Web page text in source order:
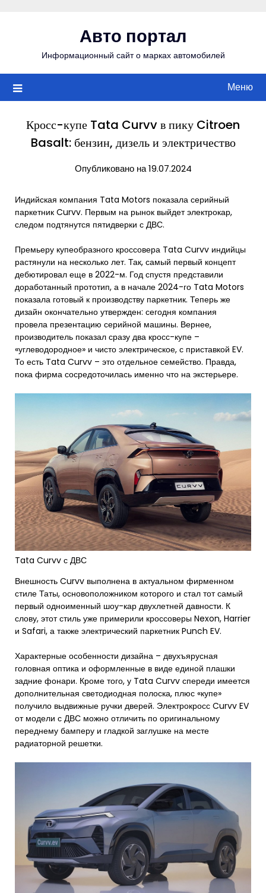
Авто портал
Информационный сайт о марках автомобилей
Меню
Кросс-купе Tata Curvv в пику Citroen
Basalt: бензин, дизель и электричество
Опубликовано на 19.07.2024
Индийская компания Tata Motors показала серийный
паркетник Curvv. Первым на рынок выйдет электрокар,
следом подтянутся пятидверки с ДВС.
Премьеру купеобразного кроссовера Tata Curvv индийцы
растянули на несколько лет. Так, самый первый концепт
дебютировал еще в 2022-м. Год спустя представили
доработанный прототип, а в начале 2024-го Tata Motors
показала готовый к производству паркетник. Теперь же
дизайн окончательно утвержден: сегодня компания
провела презентацию серийной машины. Вернее,
производитель показал сразу два кросс-купе –
«углеводородное» и чисто электрическое, с приставкой EV.
То есть Tata Curvv – это отдельное семейство. Правда,
пока фирма сосредоточилась именно что на экстерьере.
Tata Curvv с ДВС
Внешность Curvv выполнена в актуальном фирменном
стиле Таты, основоположником которого и стал тот самый
первый одноименный шоу-кар двухлетней давности. К
слову, этот стиль уже примерили кроссоверы Nexon, Harrier
и Safari, а также электрический паркетник Punch EV.
Характерные особенности дизайна – двухъярусная
головная оптика и оформленные в виде единой плашки
задние фонари. Кроме того, у Tata Curvv спереди имеется
дополнительная светодиодная полоска, плюс «купе»
получило выдвижные ручки дверей. Электрокросс Curvv EV
от модели с ДВС можно отличить по оригинальному
переднему бамперу и гладкой заглушке на месте
радиаторной решетки.